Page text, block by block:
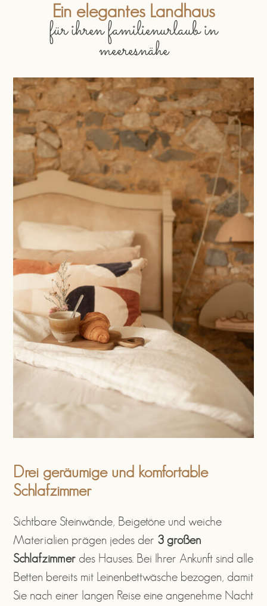
Ein elegantes Landhaus
für ihren familienurlaub in
meeresnähe
Drei geräumige und komfortable
Schlafzimmer
Sichtbare Steinwände, Beigetöne und weiche
Materialien prägen jedes der 3 großen
Schlafzimmer des Hauses. Bei Ihrer Ankunft sind alle
Betten bereits mit Leinenbettwäsche bezogen, damit
Sie nach einer langen Reise eine angenehme Nacht